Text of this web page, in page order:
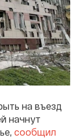
на въезд
начнут
сообщил